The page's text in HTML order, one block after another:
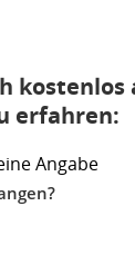
erfahren:
Angabe